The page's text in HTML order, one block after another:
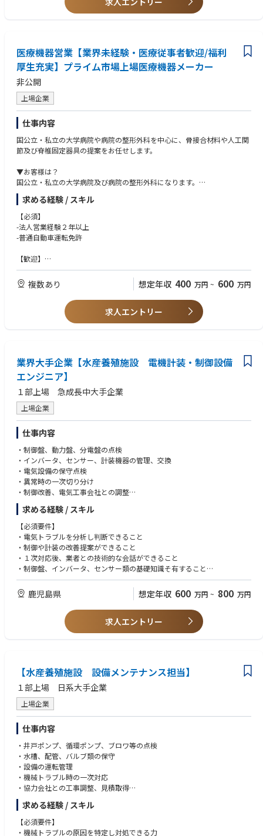
のフォロー・運用定着まで一気通貫で携わり、
① 提案営業およびパートナー連携
・大手飼料メーカーや農協等のパートナー企業との連携・同行営業
・畜産農家への課題ヒアリング、U-motion®のご提案（バイタルデータに
基づく死亡率低下・繁殖効率向上などの提案）
② 現場導入支援・既存顧客対応
・機器設置時の現場（牛舎等）立ち会い、運用サポート、一次情報の収集
・担当エリア内における顧客の活用促進・フォローアップ
【当社での働き方について】
■ 裁量と責任を持った自走型ワークスタイル
特定のオフィスに出社義務を設けないスタイル（直行直帰ベース）を採用
しているため、自身の裁量でエリア戦略を立案・実行できる面白さがあり
ます。
一方で、マニュアルや固定化されたオペレーションは整備途上にありま
す。「すでにある仕組みを運用する」のではなく、
現場課題から逆算して自ら営業プロセスや仕組みを作り上げていく姿勢が
求められます。
◾️市場価値の高い営業経験
成長著しいアグリテック（農業IT）分野で、無形商材×IoTを用いたコンサ
ルティング営業スキルが身につく
現場の判断を重視する社風のため、自らのアイデアで戦略を工夫し、実行
・現場の課題に合わせてプロセスや型を自らアップデート・改善できる方
医療機器営業【業界未経験・医療従事者歓迎/福利
厚生充実】プライム市場上場医療機器メーカー
非公開
上場企業
仕事内容
国公立・私立の大学病院や病院の整形外科を中心に、骨接合材料や人工関
節及び脊椎固定器具の提案をお任せします。
▼お客様は？
国公立・私立の大学病院及び病院の整形外科になります。
▼扱う商品は？
骨折治療用の骨接合材料や人工関節、脊椎固定器具などの医療機器が中心
です。
▼営業スタイルは？
クライアント先へ商品カタログやデモ製品を持参し、ドクターに対するPR
商品の取扱方法に関するフォローなどを、実際の手術現場にて行う場合も
何度も病院を訪問してドクターと関わり、信頼関係を構築していくことで
「ドクターが求める商品は何か」を把握し、適切な提案を行ってくださ
い。常に新しい情報を提供することが大事な職種なので、学会などへ参加
することもございます。
身につけていきます。
その後は３～６カ月ほどの研修を経て一人立ちしていただきます。様々な
先輩によるOJTを実施。営業活動や当社製品を使用した手術への立ち合い
などを通して、具体的な業務を習得していただきます。
当社の営業職には、
◇病院の窓口として全製品を取り扱うジェネラリスト営業
◇一分野の専門性を高めてセールスを行うスペシャリスト営業
があり、本人の成長をしっかりと見極めた上で研修を修了した後に、個人
の希望や適性などに応じて本配属を決定します。
医療機器営業としてのスキルをじっくり習得できる環境です。
【将来のキャリアパス】
まずは営業職としてキャリアを築いていただきます。ゆくゆくは、営業経
験を活かして副所長や所長など、マネジメント職へのキャリアアップを目
指せます。
またスキルや希望によっては、マーケティング・ロジスティック（物
流）・経営企画など、多様な専門性を高めていくキャリアを描いていくこ
とも可能です。
求める経験 / スキル
【必須】
-法人営業経験２年以上
-普通自動車運転免許
【歓迎】
-医療機器の営業経験
-整形外科領域での営業経験
-直行直帰の営業スタイルのため、セルフコントロールができる方
普通自動車運転免許
複数あり 想定年収 400 万円 ~ 600 万円
求人エントリー
業界大手企業【水産養殖施設 電機計装・制御設備
エンジニア】
１部上場 急成長中大手企業
上場企業
仕事内容
・制御盤、動力盤、分電盤の点検
・インバータ、センサー、計装機器の管理、交換
・電気設備の保守点検
・異常時の一次切り分け
・制御改善、電気工事会社との調整
※機械設備のメンテナンスも対応いただける方はそちらもお任せいたしま
す。
求める経験 / スキル
【必須要件】
・電気トラブルを分析し判断できること
・制御や計装の改善提案ができること
・１次対応後、業者との技術的な会話ができること
・制御盤、インバータ、センサー類の基礎知識そ有すること
・普通自動車免許
【尚可要件】
・機械トラブルの原因を特定し対処できる力
・機械設備またはプラント設備の保全経験があり、ポンプ、配管、回転機
器の基礎知識を有する方
鹿児島県 想定年収 600 万円 ~ 800 万円
求人エントリー
【水産養殖施設 設備メンテナンス担当】
１部上場 日系大手企業
上場企業
仕事内容
・井戸ポンプ、循環ポンプ、ブロワ等の点検
・水槽、配管、バルブ類の保守
・設備の運転管理
・機械トラブル時の一次対応
・協力会社との工事調整、見積取得
※電気計装、設備のメンテナンスも対応いただける方はそちらもお任せい
たします。
求める経験 / スキル
【必須要件】
・機械トラブルの原因を特定し対処できる力